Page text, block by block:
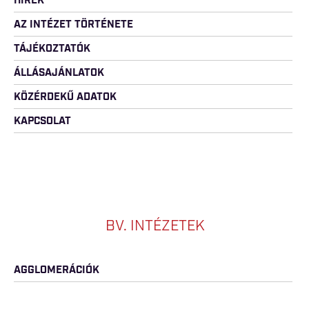
AZ INTÉZET TÖRTÉNETE
TÁJÉKOZTATÓK
ÁLLÁSAJÁNLATOK
KÖZÉRDEKŰ ADATOK
KAPCSOLAT
BV. INTÉZETEK
AGGLOMERÁCIÓK